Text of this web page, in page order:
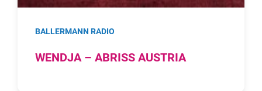
BALLERMANN RADIO
WENDJA – ABRISS AUSTRIA